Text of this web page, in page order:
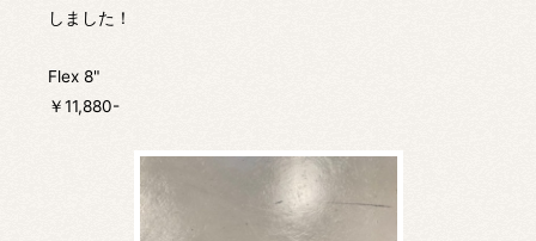
しました！
Flex 8"
￥11,880-